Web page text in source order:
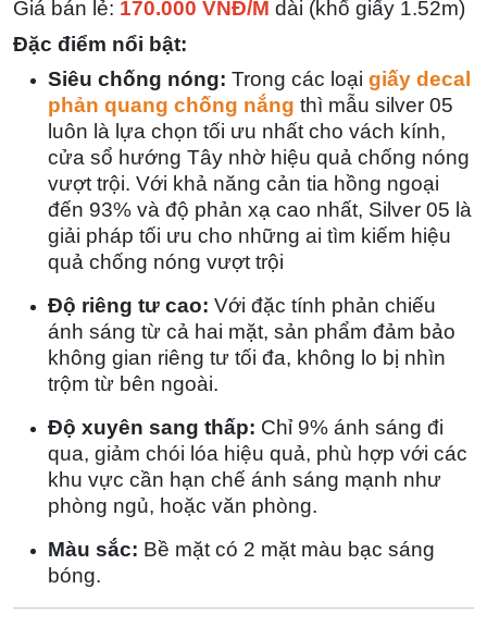
Giá bán lẻ: 170.000 VNĐ/M dài (khổ giấy 1.52m)
Đặc điểm nổi bật:
Siêu chống nóng: Trong các loại giấy decal
phản quang chống nắng thì mẫu silver 05
luôn là lựa chọn tối ưu nhất cho vách kính,
cửa sổ hướng Tây nhờ hiệu quả chống nóng
vượt trội. Với khả năng cản tia hồng ngoại
đến 93% và độ phản xạ cao nhất, Silver 05 là
giải pháp tối ưu cho những ai tìm kiếm hiệu
quả chống nóng vượt trội
Độ riêng tư cao: Với đặc tính phản chiếu
ánh sáng từ cả hai mặt, sản phẩm đảm bảo
không gian riêng tư tối đa, không lo bị nhìn
trộm từ bên ngoài.
Độ xuyên sang thấp: Chỉ 9% ánh sáng đi
qua, giảm chói lóa hiệu quả, phù hợp với các
khu vực cần hạn chế ánh sáng mạnh như
phòng ngủ, hoặc văn phòng.
Màu sắc: Bề mặt có 2 mặt màu bạc sáng
bóng.